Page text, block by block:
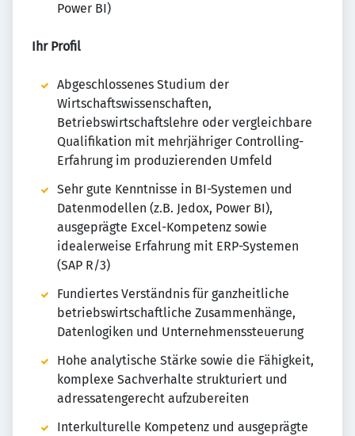
Power BI)
Ihr Profil
Abgeschlossenes Studium der
Wirtschaftswissenschaften,
Betriebswirtschaftslehre oder vergleichbare
Qualifikation mit mehrjähriger Controlling-
Erfahrung im produzierenden Umfeld
Sehr gute Kenntnisse in BI-Systemen und
Datenmodellen (z.B. Jedox, Power BI),
ausgeprägte Excel-Kompetenz sowie
idealerweise Erfahrung mit ERP-Systemen
(SAP R/3)
Fundiertes Verständnis für ganzheitliche
betriebswirtschaftliche Zusammenhänge,
Datenlogiken und Unternehmenssteuerung
Hohe analytische Stärke sowie die Fähigkeit,
komplexe Sachverhalte strukturiert und
adressatengerecht aufzubereiten
Interkulturelle Kompetenz und ausgeprägte